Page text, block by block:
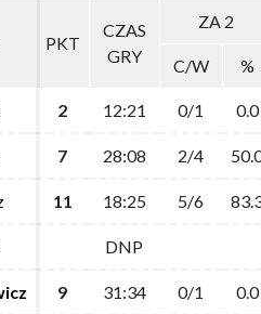
PKT
CZAS
GRY
ZA 2
C/W %
2 12:21 0/1 0.0
7 28:08 2/4
11 18:25 5/6
DNP
9 31:34 0/1 0.0
PKT
CZAS
GRY
ZA 2
C/W %
2 12:21 0/1 0.0
7 28:08 2/4
11 18:25 5/6
DNP
9 31:34 0/1 0.0